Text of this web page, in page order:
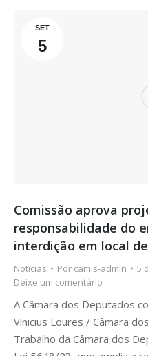
SET
5
Comissão aprova
responsabilidade do
interdição em local
Notícias Por camis-admin
5
Deixe um comentário
A Câmara dos Deputados
Vinicius Loures / Câmara
Trabalho da Câmara dos